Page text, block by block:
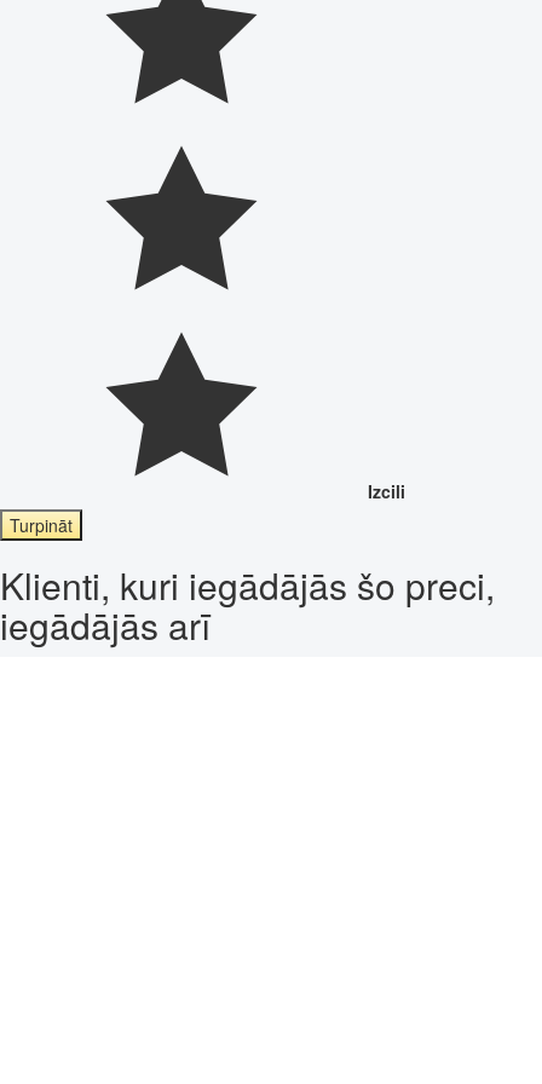
Izcili
Turpināt
Klienti, kuri iegādājās šo preci,
iegādājās arī